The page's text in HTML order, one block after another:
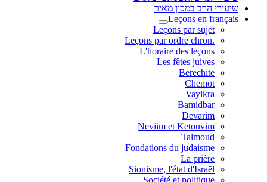
שיעורי הרב במכון מאיר
Leçons en français
Leçons par sujet
.Leçons par ordre chron
L'horaire des leçons
Les fêtes juives
Berechite
Chemot
Vayikra
Bamidbar
Devarim
Neviim et Ketouvim
Talmoud
Fondations du judaisme
La prière
Sionisme, l'état d'Israël